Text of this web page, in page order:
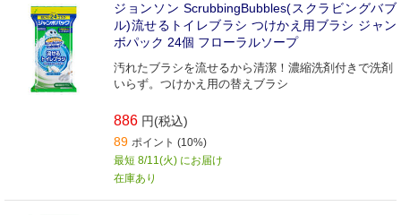
ジョンソン ScrubbingBubbles(スクラビングバブ
ル)流せるトイレブラシ つけかえ用ブラシ ジャン
ボパック 24個 フローラルソープ
汚れたブラシを流せるから清潔！濃縮洗剤付きで洗剤
いらず。つけかえ用の替えブラシ
886 円(税込)
89 ポイント (10%)
最短 8/11(火) にお届け
在庫あり